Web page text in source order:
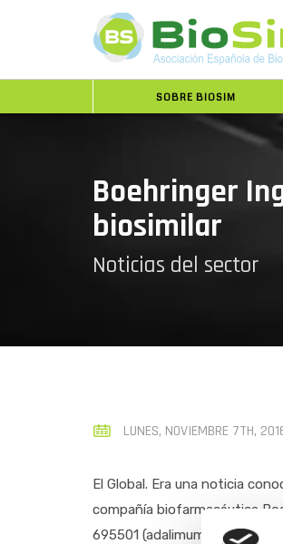
SOBRE BIOSIM
Boehringer
biosimilar
Noticias del sector
LUNES, NOVIEMBRE 7TH,
El Global. Era una noticia
compañía biofarmacéutica
695501 (adalimumab), cuyo